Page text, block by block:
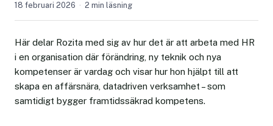
18 februari 2026 2 min läsning
Här delar Rozita med sig av hur det är att arbeta med HR
i en organisation där förändring, ny teknik och nya
kompetenser är vardag och visar hur hon hjälpt till att
skapa en affärsnära, datadriven verksamhet – som
samtidigt bygger framtidssäkrad kompetens.